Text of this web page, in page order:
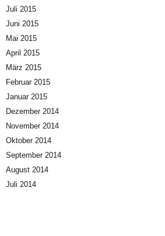
Juli 2015
Juni 2015
Mai 2015
April 2015
März 2015
Februar 2015
Januar 2015
Dezember 2014
November 2014
Oktober 2014
September 2014
August 2014
Juli 2014